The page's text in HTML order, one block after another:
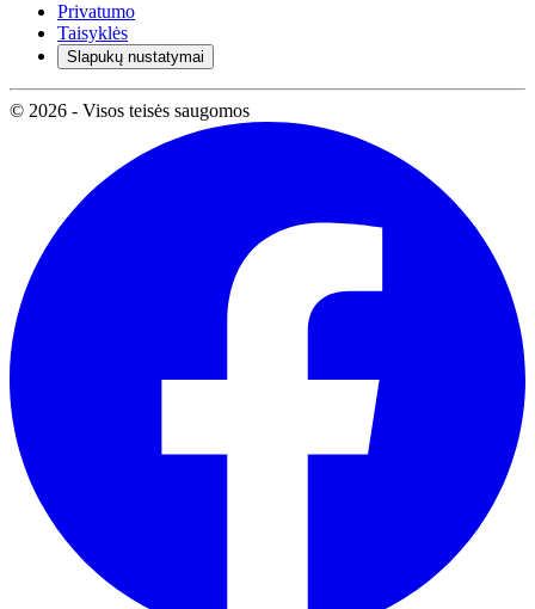
Privatumo
Taisyklės
Slapukų nustatymai
© 2026 - Visos teisės saugomos